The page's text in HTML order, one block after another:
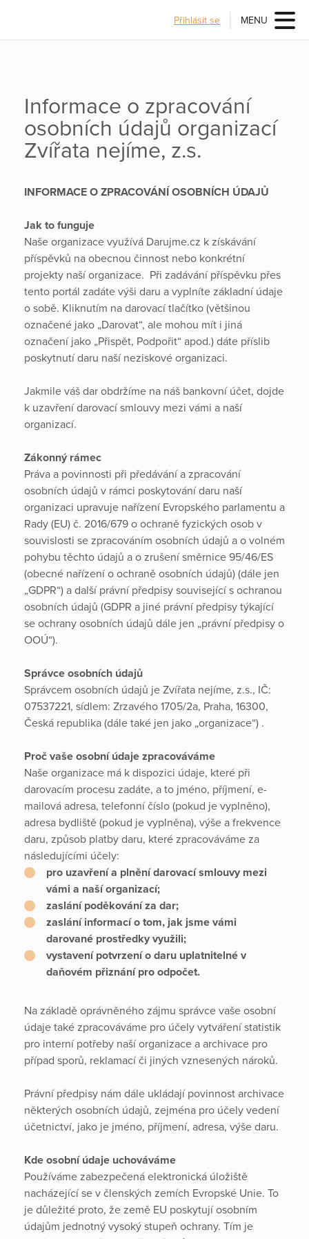
Přihlásit se MENU
Informace o zpracování
osobních údajů organizací
Zvířata nejíme, z.s.
INFORMACE O ZPRACOVÁNÍ OSOBNÍCH ÚDAJŮ
Jak to funguje
Naše organizace využívá Darujme.cz k získávání
příspěvků na obecnou činnost nebo konkrétní
projekty naší organizace. Při zadávání příspěvku přes
tento portál zadáte výši daru a vyplníte základní údaje
o sobě. Kliknutím na darovací tlačítko (většinou
označené jako „Darovat“, ale mohou mít i jiná
označení jako „Přispět, Podpořit“ apod.) dáte příslib
poskytnutí daru naší neziskové organizaci.
Jakmile váš dar obdržíme na náš bankovní účet, dojde
k uzavření darovací smlouvy mezi vámi a naší
organizací.
Zákonný rámec
Práva a povinnosti při předávání a zpracování
osobních údajů v rámci poskytování daru naší
organizaci upravuje nařízení Evropského parlamentu a
Rady (EU) č. 2016/679 o ochraně fyzických osob v
souvislosti se zpracováním osobních údajů a o volném
pohybu těchto údajů a o zrušení směrnice 95/46/ES
(obecné nařízení o ochraně osobních údajů) (dále jen
„GDPR“) a další právní předpisy související s ochranou
osobních údajů (GDPR a jiné právní předpisy týkající
se ochrany osobních údajů dále jen „právní předpisy o
OOÚ“).
Správce osobních údajů
Správcem osobních údajů je Zvířata nejíme, z.s., IČ:
07537221, sídlem: Zrzavého 1705/2a, Praha, 16300,
Česká republika (dále také jen jako „organizace“) .
Proč vaše osobní údaje zpracováváme
Naše organizace má k dispozici údaje, které při
darovacím procesu zadáte, a to jméno, příjmení, e-
mailová adresa, telefonní číslo (pokud je vyplněno),
adresa bydliště (pokud je vyplněna), výše a frekvence
daru, způsob platby daru, které zpracováváme za
následujícími účely:
pro uzavření a plnění darovací smlouvy mezi
vámi a naší organizací;
zaslání poděkování za dar;
zaslání informací o tom, jak jsme vámi
darované prostředky využili;
vystavení potvrzení o daru uplatnitelné v
daňovém přiznání pro odpočet.
Na základě oprávněného zájmu správce vaše osobní
údaje také zpracováváme pro účely vytváření statistik
pro interní potřeby naší organizace a archivace pro
případ sporů, reklamací či jiných vznesených nároků.
Právní předpisy nám dále ukládají povinnost archivace
některých osobních údajů, zejména pro účely vedení
účetnictví, jako je jméno, příjmení, adresa, výše daru.
Kde osobní údaje uchováváme
Používáme zabezpečená elektronická úložiště
nacházející se v členských zemích Evropské Unie. To
je důležité proto, že země EU poskytují osobním
údajům jednotný vysoký stupeň ochrany. Tím je